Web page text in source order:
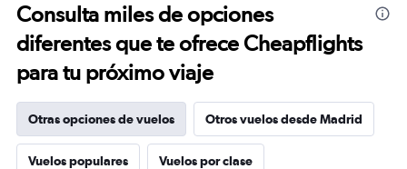
Consulta miles de opciones
diferentes que te ofrece Cheapflights
para tu próximo viaje
Otras opciones de vuelos Otros vuelos desde Madrid
Vuelos populares Vuelos por clase